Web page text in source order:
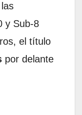
y Sub-8
el título
por delante